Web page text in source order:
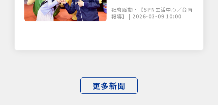
更多新聞
讚後壁「割稻飯」好滋味
社會脈動•【SPN生活中心／台南
報導】 | 2026-03-09 10:00